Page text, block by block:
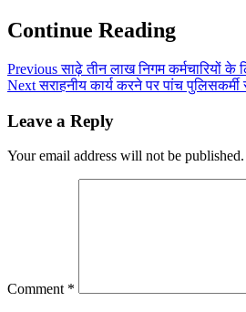
Continue Reading
Previousसाढ़े तीन लाख निगम कर्मचारियों
Nextसराहनीय कार्य करने पर पांच पुलिसकर्मी
Leave a Reply
Your email address will not be published.
Comment *